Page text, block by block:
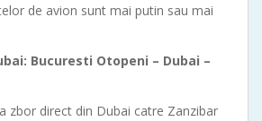
de avion sunt mai putin sau mai
Bucuresti Otopeni – Dubai –
zbor direct din Dubai catre Zanzibar